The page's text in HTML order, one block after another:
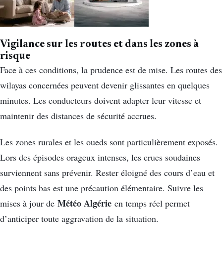
Vigilance sur les routes et dans les zones à
risque
Face à ces conditions, la prudence est de mise. Les routes des
wilayas concernées peuvent devenir glissantes en quelques
minutes. Les conducteurs doivent adapter leur vitesse et
maintenir des distances de sécurité accrues.
Les zones rurales et les oueds sont particulièrement exposés.
Lors des épisodes orageux intenses, les crues soudaines
surviennent sans prévenir. Rester éloigné des cours d’eau et
des points bas est une précaution élémentaire. Suivre les
mises à jour de Météo Algérie en temps réel permet
d’anticiper toute aggravation de la situation.